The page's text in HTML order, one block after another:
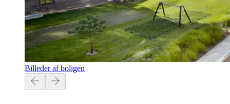
Billeder af boligen